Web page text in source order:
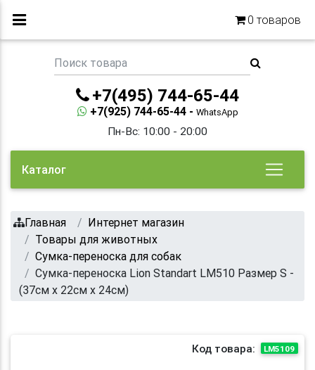
0 товаров
+7(495) 744-65-44
+7(925) 744-65-44 - WhatsApp
Пн-Вс: 10:00 - 20:00
Каталог
Главная
Интернет магазин
Товары для животных
Сумка-переноска для собак
Сумка-переноска Lion Standart LM510 Размер S -
(37см х 22см х 24см)
Код товара: LM5109